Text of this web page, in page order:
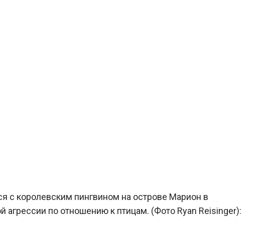
с королевским пингвином на острове Марион в
агрессии по отношению к птицам. (Фото Ryan Reisinger):